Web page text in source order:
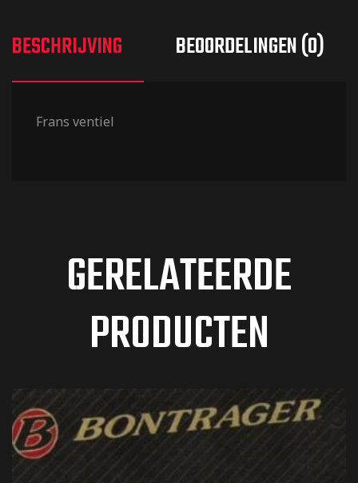
BESCHRIJVING BEOORDELINGEN (0)
Frans ventiel
GERELATEERDE
PRODUCTEN